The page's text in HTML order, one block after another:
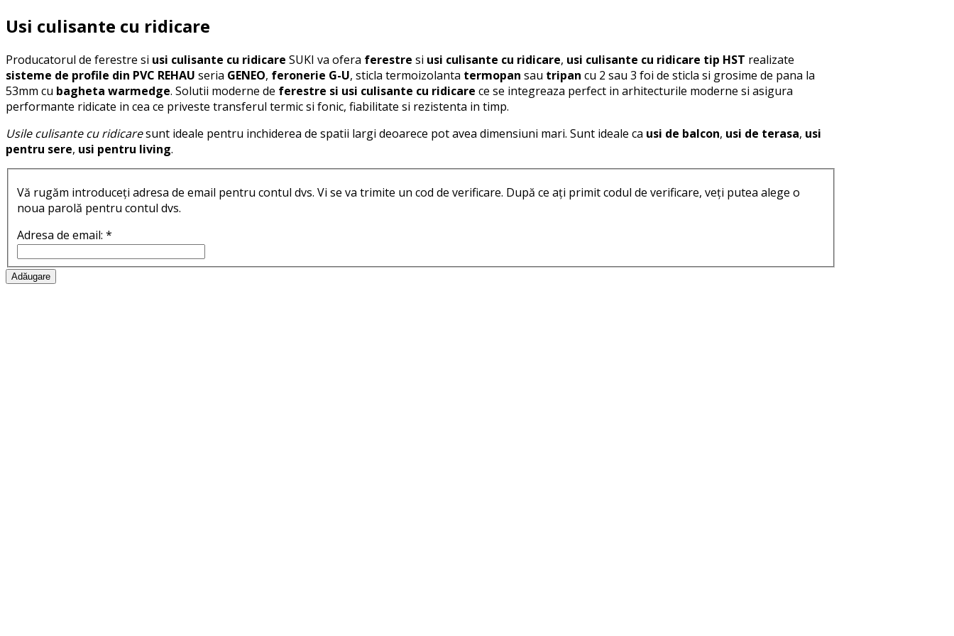
Usi culisante cu ridicare
Producatorul de ferestre si usi culisante cu ridicare SUKI va ofera ferestre si usi culisante cu ridicare, usi culisante cu ridicare tip HST realizate
sisteme de profile din PVC REHAU seria GENEO, feronerie G-U, sticla termoizolanta termopan sau tripan cu 2 sau 3 foi de sticla si grosime de pana la
53mm cu bagheta warmedge. Solutii moderne de ferestre si usi culisante cu ridicare ce se integreaza perfect in arhitecturile moderne si asigura
performante ridicate in cea ce priveste transferul termic si fonic, fiabilitate si rezistenta in timp.
Usile culisante cu ridicaresunt ideale pentru inchiderea de spatii largi deoarece pot avea dimensiuni mari. Sunt ideale ca usi de balcon, usi de terasa, usi
pentru sere, usi pentru living.
Vă rugăm introduceți adresa de email pentru contul dvs. Vi se va trimite un cod de verificare. După ce ați primit codul de verificare, veți putea alege o
noua parolă pentru contul dvs.
Adresa de email: *
Adăugare